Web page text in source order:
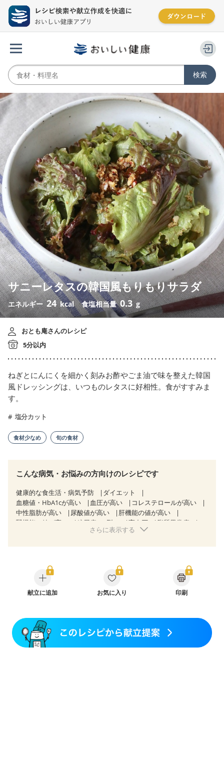
サニーレタスの韓国風もりもりサラダ
エネルギー24 kcal 食塩相当量0.3 g
おとも庵さんのレシピ
5分以内
ねぎとにんにくを細かく刻みお酢やごま油で味を整えた韓国
風ドレッシングは、いつものレタスに好相性。食がすすみま
す。
塩分カット
食材少なめ 旬の食材
こんな病気・お悩みの方向けのレシピです
健康的な食生活・病気予防
ダイエット
血糖値・HbA1cが高い
血圧が高い
コレステロールが高い
中性脂肪が高い
尿酸値が高い
肝機能の値が高い
腎機能の値が高い
糖尿病（2型） 高血圧
脂質異常症
狭心症 心筋梗塞
CKD（ステージ１）
CKD（ステージ２）
CKD（ステージ３a）
CKD（ステージ３b）
乳がん（抗がん剤治療中）
乳がん（ホルモン療法中）
味の感じ方が変わった
骨粗しょう症
関節リウマチ 低栄養予防
貧血対策
ニキビ・肌荒れ
さらに表示する
献立に追加 お気に入り 印刷